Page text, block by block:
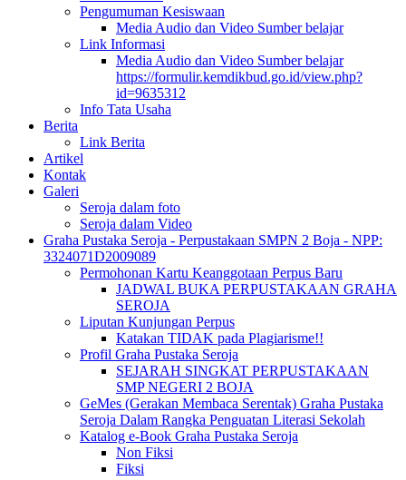
Pengumuman Kesiswaan
Media Audio dan Video Sumber belajar
Link Informasi
Media Audio dan Video Sumber belajar
https://formulir.kemdikbud.go.id/view.php?
id=9635312
Info Tata Usaha
Berita
Link Berita
Artikel
Kontak
Galeri
Seroja dalam foto
Seroja dalam Video
Graha Pustaka Seroja - Perpustakaan SMPN 2 Boja - NPP:
3324071D2009089
Permohonan Kartu Keanggotaan Perpus Baru
JADWAL BUKA PERPUSTAKAAN GRAHA
SEROJA
Liputan Kunjungan Perpus
Katakan TIDAK pada Plagiarisme!!
Profil Graha Pustaka Seroja
SEJARAH SINGKAT PERPUSTAKAAN
SMP NEGERI 2 BOJA
GeMes (Gerakan Membaca Serentak) Graha Pustaka
Seroja Dalam Rangka Penguatan Literasi Sekolah
Katalog e-Book Graha Pustaka Seroja
Non Fiksi
Fiksi